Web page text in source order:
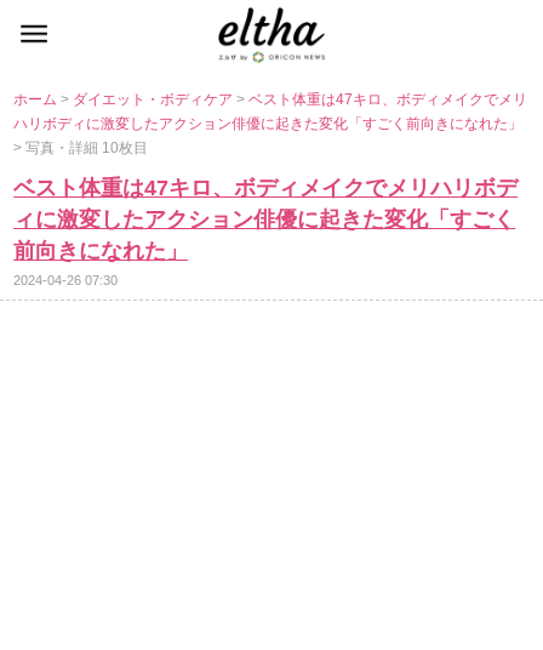
ホーム> ダイエット・ボディケア>ベスト体重は47キロ、ボディメイクでメリ
ハリボディに激変したアクション俳優に起きた変化「すごく前向きになれた」
> 写真・詳細 10枚目
ベスト体重は47キロ、ボディメイクでメリハリボデ
ィに激変したアクション俳優に起きた変化「すごく
前向きになれた」
2024-04-26 07:30